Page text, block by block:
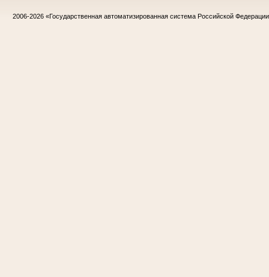
2006-2026 «Государственная автоматизированная система Российской